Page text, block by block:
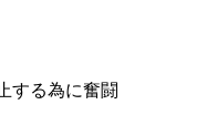
する為に奮闘